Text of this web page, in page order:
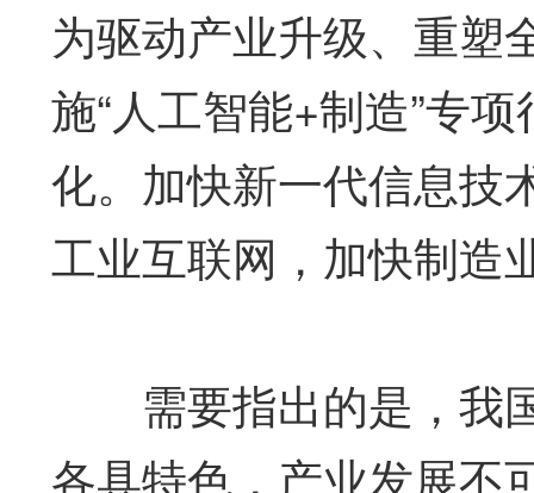
为驱动产业升级、重塑
施“人工智能+制造”专
化。加快新一代信息技
工业互联网，加快制造
需要指出的是，我
各具特色，产业发展不